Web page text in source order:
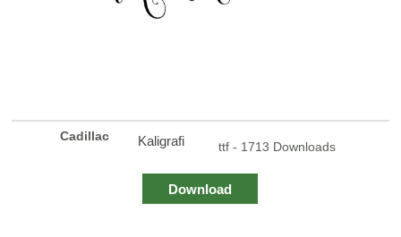
Cadillac Kaligrafi ttf - 1713 Downloads
Download